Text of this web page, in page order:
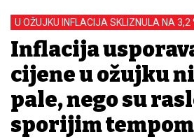
U OŽUJKU INFLACIJA SKLIZNULA NA 3,2
Inflacija
cijene u ožujku
pale, nego su
sporijim tempom